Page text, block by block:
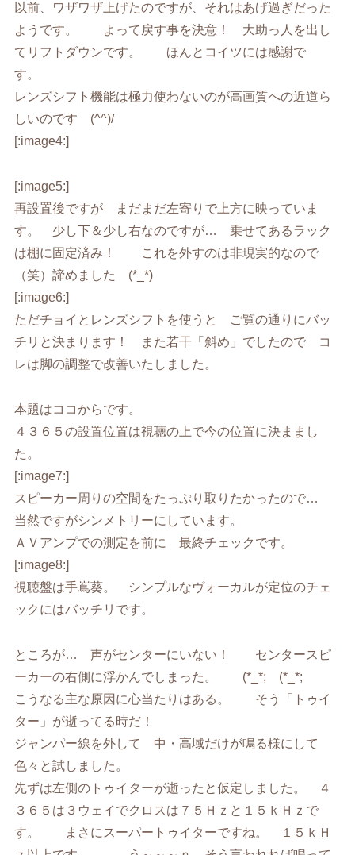
以前、ワザワザ上げたのですが、それはあげ過ぎだった
ようです。 よって戻す事を決意！ 大助っ人を出し
てリフトダウンです。 ほんとコイツには感謝で
す。
レンズシフト機能は極力使わないのが高画質への近道ら
しいのです (^^)/
[:image4:]
[:image5:]
再設置後ですが まだまだ左寄りで上方に映っていま
す。 少し下＆少し右なのですが… 乗せてあるラック
は棚に固定済み！ これを外すのは非現実的なので
（笑）諦めました (*_*)
[:image6:]
ただチョイとレンズシフトを使うと ご覧の通りにバッ
チリと決まります！ また若干「斜め」でしたので コ
レは脚の調整で改善いたしました。
本題はココからです。
４３６５の設置位置は視聴の上で今の位置に決ままし
た。
[:image7:]
スピーカー周りの空間をたっぷり取りたかったので…
当然ですがシンメトリーにしています。
ＡＶアンプでの測定を前に 最終チェックです。
[:image8:]
視聴盤は手嶌葵。 シンプルなヴォーカルが定位のチェ
ックにはバッチリです。
ところが… 声がセンターにいない！ センタースピ
ーカーの右側に浮かんでしまった。 (*_*; (*_*;
こうなる主な原因に心当たりはある。 そう「トゥイ
ター」が逝ってる時だ！
ジャンパー線を外して 中・高域だけが鳴る様にして
色々と試しました。
先ずは左側のトゥイターが逝ったと仮定しました。 ４
３６５は３ウェイでクロスは７５Ｈｚと１５ｋＨｚで
す。 まさにスーパートゥイターですね。 １５ｋＨ